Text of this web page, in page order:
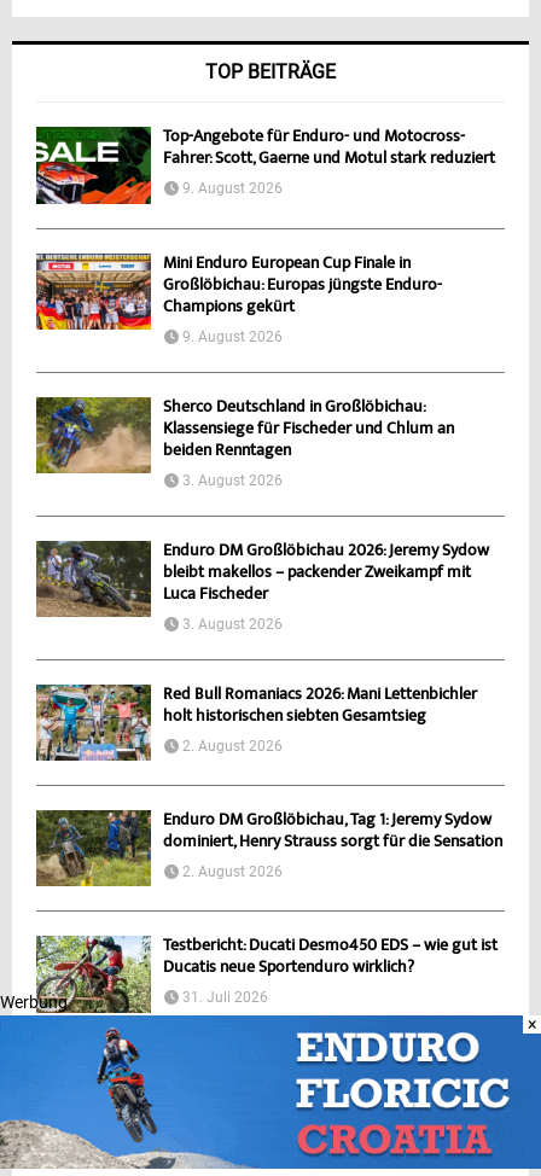
TOP BEITRÄGE
Top-Angebote für Enduro- und Motocross-
Fahrer: Scott, Gaerne und Motul stark reduziert
9. August 2026
Mini Enduro European Cup Finale in
Großlöbichau: Europas jüngste Enduro-
Champions gekürt
9. August 2026
Sherco Deutschland in Großlöbichau:
Klassensiege für Fischeder und Chlum an
beiden Renntagen
3. August 2026
Enduro DM Großlöbichau 2026: Jeremy Sydow
bleibt makellos – packender Zweikampf mit
Luca Fischeder
3. August 2026
Red Bull Romaniacs 2026: Mani Lettenbichler
holt historischen siebten Gesamtsieg
2. August 2026
Enduro DM Großlöbichau, Tag 1: Jeremy Sydow
dominiert, Henry Strauss sorgt für die Sensation
2. August 2026
Testbericht: Ducati Desmo450 EDS – wie gut ist
Ducatis neue Sportenduro wirklich?
31. Juli 2026
Premiere in Lauchhammer: ECHT Endurocup
kehrt an traditionsreichen Enduro-Standort
Werbung
×